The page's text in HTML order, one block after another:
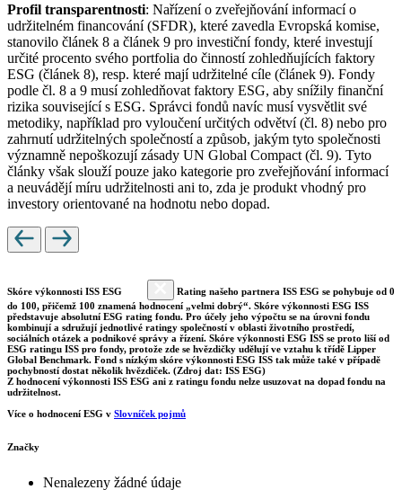
Profil transparentnosti: Nařízení o zveřejňování informací o
udržitelném financování (SFDR), které zavedla Evropská komise,
stanovilo článek 8 a článek 9 pro investiční fondy, které investují
určité procento svého portfolia do činností zohledňujících faktory
ESG (článek 8), resp. které mají udržitelné cíle (článek 9). Fondy
podle čl. 8 a 9 musí zohledňovat faktory ESG, aby snížily finanční
rizika související s ESG. Správci fondů navíc musí vysvětlit své
metodiky, například pro vyloučení určitých odvětví (čl. 8) nebo pro
zahrnutí udržitelných společností a způsob, jakým tyto společnosti
významně nepoškozují zásady UN Global Compact (čl. 9). Tyto
články však slouží pouze jako kategorie pro zveřejňování informací
a neuvádějí míru udržitelnosti ani to, zda je produkt vhodný pro
investory orientované na hodnotu nebo dopad.
Skóre výkonnosti ISS ESG
Rating našeho partnera ISS ESG se pohybuje od 0
do 100, přičemž 100 znamená hodnocení „velmi dobrý“. Skóre výkonnosti ESG ISS
představuje absolutní ESG rating fondu. Pro účely jeho výpočtu se na úrovni fondu
kombinují a sdružují jednotlivé ratingy společností v oblasti životního prostředí,
sociálních otázek a podnikové správy a řízení. Skóre výkonnosti ESG ISS se proto liší od
ESG ratingu ISS pro fondy, protože zde se hvězdičky udělují ve vztahu k třídě Lipper
Global Benchmark. Fond s nízkým skóre výkonnosti ESG ISS tak může také v případě
pochybností dostat několik hvězdiček. (Zdroj dat: ISS ESG)
Z hodnocení výkonnosti ISS ESG ani z ratingu fondu nelze usuzovat na dopad fondu na
udržitelnost.
Více o hodnocení ESG v Slovníček pojmů
Značky
Nenalezeny žádné údaje